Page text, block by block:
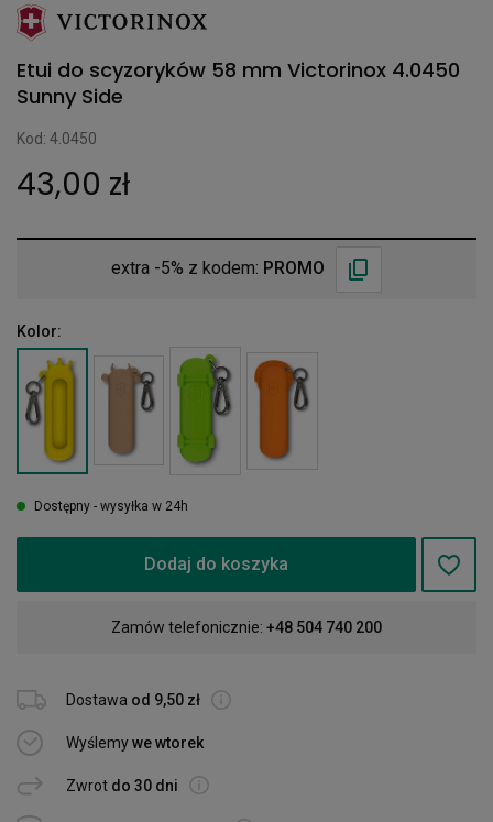
Etui do scyzoryków 58 mm Victorinox 4.0450
Sunny Side
Kod: 4.0450
43,00 zł
extra -5% z kodem: PROMO
Kolor:
Dostępny - wysyłka w 24h
Dodaj do koszyka
Zamów telefonicznie: +48 504 740 200
Dostawa od 9,50 zł
Wyślemywe wtorek
Zwrot do 30 dni